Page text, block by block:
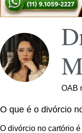
OAB
O que é o divórcio
O divórcio no cartório